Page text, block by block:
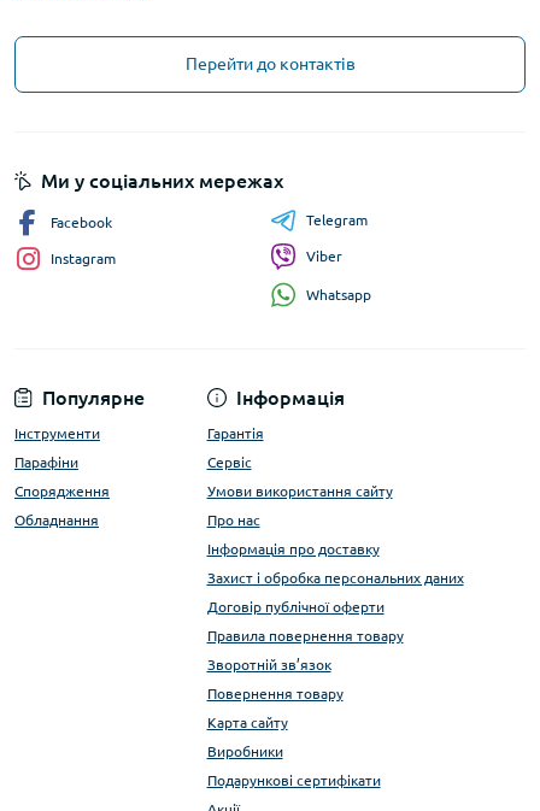
Перейти до контактів
Популярне
Інструменти
Парафіни
Спорядження
Обладнання
Інформація
Гарантія
Сервіс
Умови використання сайту
Про нас
Інформація про доставку
Захист і обробка персональних даних
Договір публічної оферти
Правила повернення товару
Зворотній зв’язок
Повернення товару
Карта сайту
Виробники
Подарункові сертифікати
Ми у соціальних мережах
Facebook
Instagram
Telegram
Viber
Whatsapp